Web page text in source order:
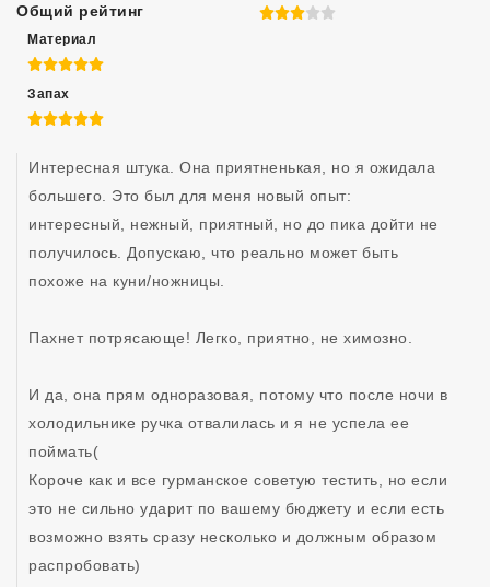
Общий рейтинг 3 из 5
Материал
5 из 5
Запах
5 из 5
Интересная штука. Она приятненькая, но я ожидала
большего. Это был для меня новый опыт:
интересный, нежный, приятный, но до пика дойти не
получилось. Допускаю, что реально может быть
похоже на куни/ножницы.
Пахнет потрясающе! Легко, приятно, не химозно.
И да, она прям одноразовая, потому что после ночи в
холодильнике ручка отвалилась и я не успела ее
поймать(
Короче как и все гурманское советую тестить, но если
это не сильно ударит по вашему бюджету и если есть
возможно взять сразу несколько и должным образом
распробовать)